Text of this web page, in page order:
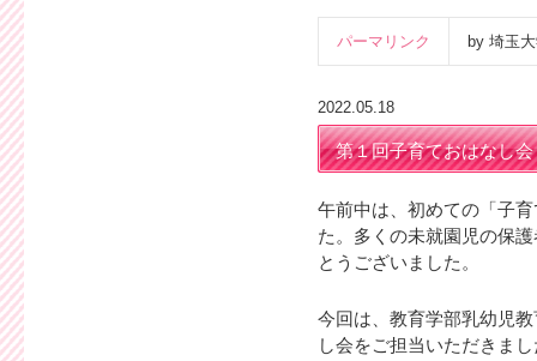
パーマリンク by 埼玉
2022.05.18
第１回子育ておはなし
午前中は、初めての「子
た。多くの未就園児の保
とうございました。
今回は、教育学部乳幼児
し会をご担当いただきま